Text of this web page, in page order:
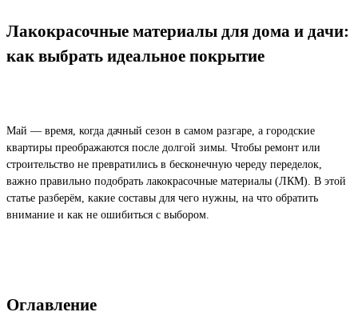
Лакокрасочные материалы для дома и дачи:
как выбрать идеальное покрытие
Май — время, когда дачный сезон в самом разгаре, а городские
квартиры преображаются после долгой зимы. Чтобы ремонт или
строительство не превратились в бесконечную череду переделок,
важно правильно подобрать лакокрасочные материалы (ЛКМ). В этой
статье разберём, какие составы для чего нужны, на что обратить
внимание и как не ошибиться с выбором.
Оглавление